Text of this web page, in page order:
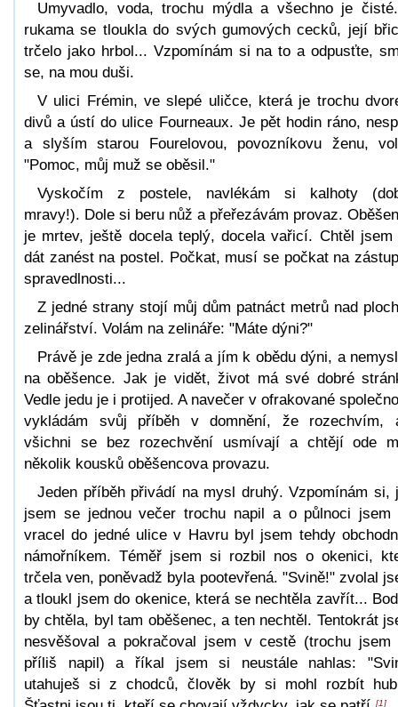
Umyvadlo, voda, trochu mýdla a všechno je
rukama se tloukla do svých gumových cecků, její
trčelo jako hrbol... Vzpomínám si na to a odpusťte,
se, na mou duši.
V ulici Frémin, ve slepé uličce, která je trochu
divů a ústí do ulice Fourneaux. Je pět hodin ráno,
a slyším starou Fourelovou, povozníkovu ženu,
"Pomoc, můj muž se oběsil."
Vyskočím z postele, navlékám si kalhoty
mravy!). Dole si beru nůž a přeřezávám provaz.
je mrtev, ještě docela teplý, docela vařicí. Chtěl jsem
dát zanést na postel. Počkat, musí se počkat na
spravedlnosti...
Z jedné strany stojí můj dům patnáct metrů nad
zelinářství. Volám na zelináře: "Máte dýni?"
Právě je zde jedna zralá a jím k obědu dýni, a
na oběšence. Jak je vidět, život má své dobré
Vedle jedu je i protijed. A navečer v ofrakované
vykládám svůj příběh v domnění, že rozechvím,
všichni se bez rozechvění usmívají a chtějí ode
několik kousků oběšencova provazu.
Jeden příběh přivádí na mysl druhý. Vzpomínám si,
jsem se jednou večer trochu napil a o půlnoci jsem
vracel do jedné ulice v Havru byl jsem tehdy
námořníkem. Téměř jsem si rozbil nos o okenici,
trčela ven, poněvadž byla pootevřená. "Svině!" zvolal
a tloukl jsem do okenice, která se nechtěla zavřít...
by chtěla, byl tam oběšenec, a ten nechtěl. Tentokrát
nesvěšoval a pokračoval jsem v cestě (trochu jsem
příliš napil) a říkal jsem si neustále nahlas:
utahuješ si z chodců, člověk by si mohl rozbít
[1]